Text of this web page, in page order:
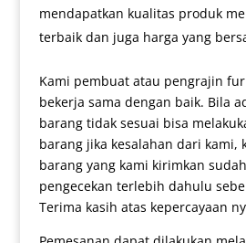
mendapatkan kualitas produk
terbaik dan juga harga yang
Kami pembuat atau pengrajin
bekerja sama dengan baik. Bila
barang tidak sesuai bisa
barang jika kesalahan dari kami,
barang yang kami kirimkan
pengecekan terlebih dahulu
Terima kasih atas kepercayaan